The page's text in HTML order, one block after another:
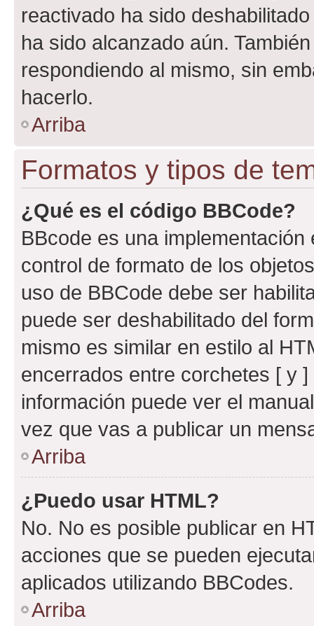
reactivado ha sido
ha sido alcanzado aún.
respondiendo al mismo, sin
hacerlo.
Arriba
Formatos y tipos de
¿Qué es el código BBCode?
BBcode es una
control de formato de los
uso de BBCode debe ser
puede ser deshabilitado del
mismo es similar en estilo al
encerrados entre corchetes [ y
información puede ver el
vez que vas a publicar un
Arriba
¿Puedo usar HTML?
No. No es posible publicar en
acciones que se pueden
aplicados utilizando BBCodes.
Arriba